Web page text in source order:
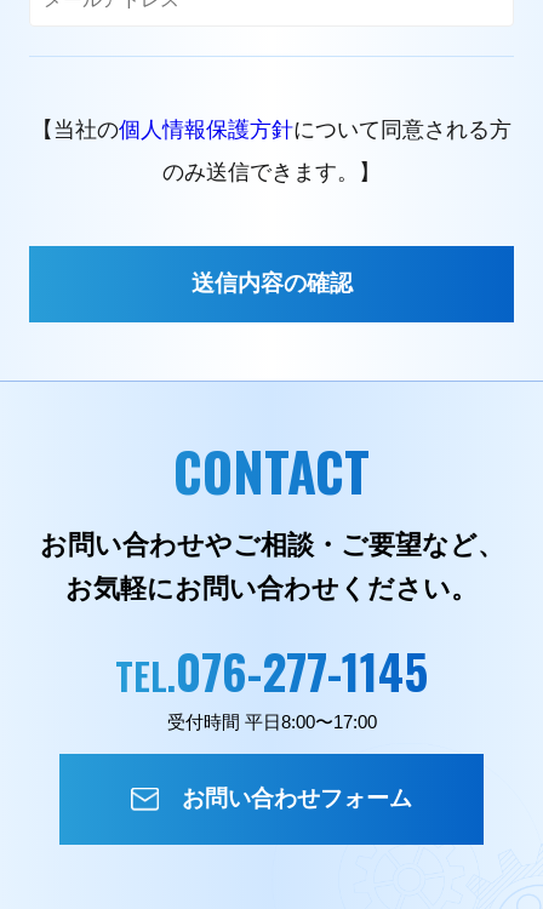
【当社の個人情報保護方針について同意される方
のみ送信できます。】
CONTACT
お問い合わせやご相談・ご要望など、
お気軽にお問い合わせください。
TEL.076-277-1145
受付時間 平日8:00〜17:00
お問い合わせフォーム